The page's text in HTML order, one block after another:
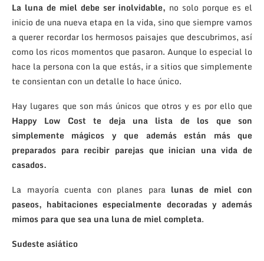
La luna de miel debe ser inolvidable, no solo porque es el
inicio de una nueva etapa en la vida, sino que siempre vamos
a querer recordar los hermosos paisajes que descubrimos, así
como los ricos momentos que pasaron. Aunque lo especial lo
hace la persona con la que estás, ir a sitios que simplemente
te consientan con un detalle lo hace único.
Hay lugares que son más únicos que otros y es por ello que
Happy Low Cost te deja una lista de los que son
simplemente mágicos y que además están más que
preparados para recibir parejas que inician una vida de
casados.
La mayoría cuenta con planes para lunas de miel con
paseos, habitaciones especialmente decoradas y además
mimos para que sea una luna de miel completa.
Sudeste asiático